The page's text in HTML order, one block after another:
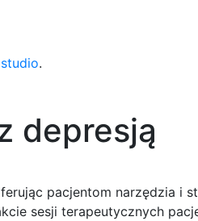
.
depresją
pacjentom narzędzia i
sesji terapeutycznych